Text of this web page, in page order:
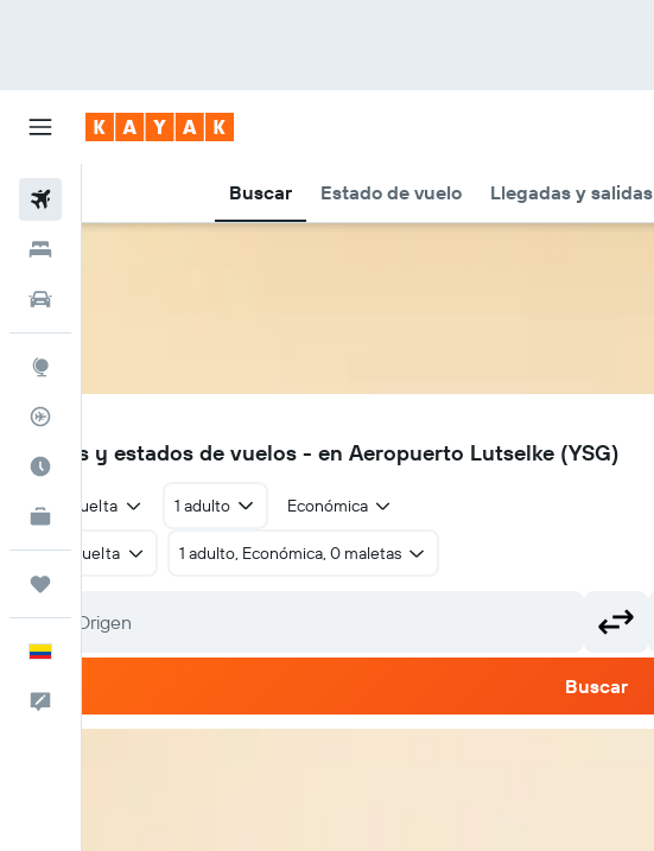
Buscar Estado de vuelo Llegadas y salidas
Cuándo ir
KAYAK for Business
NUEVO
YSG
Vuelos y estados de vuelos - en Aeropuerto Lutselke (YSG)
Ida y vuelta 1 adulto Económica
Ida y vuelta 1 adulto, Económica, 0 maletas
Buscar